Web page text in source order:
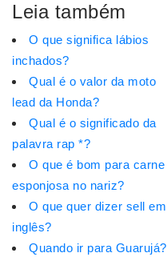
Leia também
O que significa lábios
inchados?
Qual é o valor da moto
lead da Honda?
Qual é o significado da
palavra rap *?
O que é bom para carne
esponjosa no nariz?
O que quer dizer sell em
inglês?
Quando ir para Guarujá?